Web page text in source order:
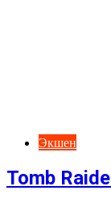
Экшен
Tomb